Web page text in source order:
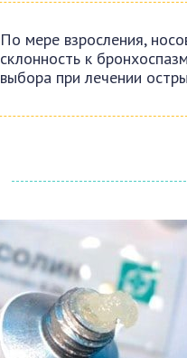
По мере взросления,
склонность к
выбора при лечении